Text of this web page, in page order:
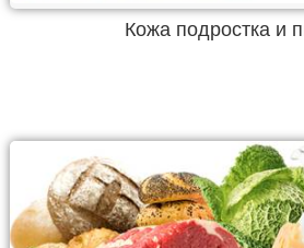
Кожа подростка и